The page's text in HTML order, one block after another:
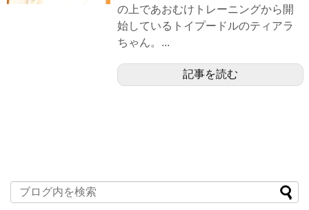
の上であおむけトレーニングから開
始しているトイプードルのティアラ
ちゃん。...
記事を読む